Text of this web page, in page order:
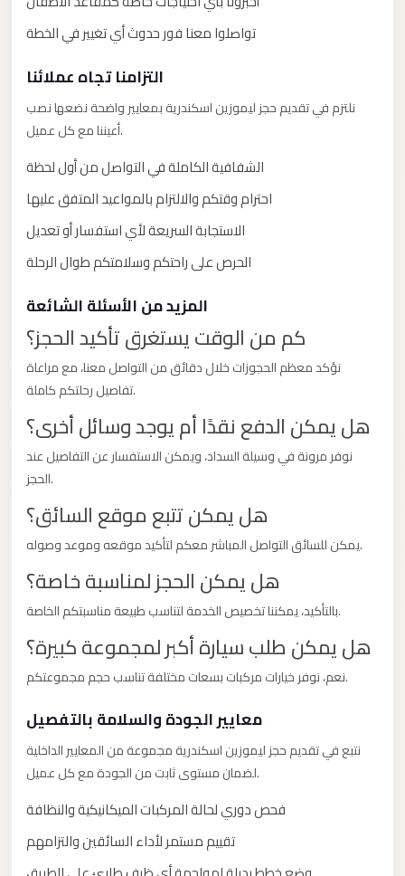
تواصلوا معنا فور حدوث أي تغيير في الخطة
التزامنا تجاه عملائنا
نلتزم في تقديم حجز ليموزين اسكندرية بمعايير واضحة نضعها نصب
أعيننا مع كل عميل.
الشفافية الكاملة في التواصل من أول لحظة
احترام وقتكم والالتزام بالمواعيد المتفق عليها
الاستجابة السريعة لأي استفسار أو تعديل
الحرص على راحتكم وسلامتكم طوال الرحلة
المزيد من الأسئلة الشائعة
كم من الوقت يستغرق تأكيد الحجز؟
نؤكد معظم الحجوزات خلال دقائق من التواصل معنا، مع مراعاة
تفاصيل رحلتكم كاملة.
هل يمكن الدفع نقدًا أم يوجد وسائل أخرى؟
نوفر مرونة في وسيلة السداد، ويمكن الاستفسار عن التفاصيل عند
الحجز.
هل يمكن تتبع موقع السائق؟
يمكن للسائق التواصل المباشر معكم لتأكيد موقعه وموعد وصوله.
هل يمكن الحجز لمناسبة خاصة؟
بالتأكيد، يمكننا تخصيص الخدمة لتناسب طبيعة مناسبتكم الخاصة.
هل يمكن طلب سيارة أكبر لمجموعة كبيرة؟
نعم، نوفر خيارات مركبات بسعات مختلفة تناسب حجم مجموعتكم.
معايير الجودة والسلامة بالتفصيل
نتبع في تقديم حجز ليموزين اسكندرية مجموعة من المعايير الداخلية
لضمان مستوى ثابت من الجودة مع كل عميل.
فحص دوري لحالة المركبات الميكانيكية والنظافة
تقييم مستمر لأداء السائقين والتزامهم
Sheikh
Transfer
Cairo
Sheikh
Taxi
Sharm
Sheikh
Limousine
Service
Sharm
Sheikh
Limousine
Saint
Catherine
Transfer
Mountain
Catherine
Transfer
Pyramids
Taxi
Private
with
Driver